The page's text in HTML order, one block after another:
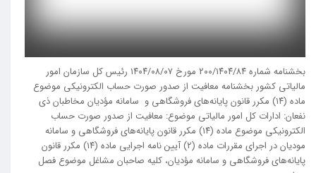
بخشنامه شماره ۲۰۰/۱۴۰۴/۸۴ مورخ ۱۴۰۴/۰۸/۰۷ رئیس کل سازمان امور
مالیاتی کشور بخشنامه معافیت از صدور صورت حساب الکترونیکی موضوع
ماده (۱۴) مکرر قانون پایانه‌های فروشگاهی و سامانه مؤدیان مخاطبان ذی
نفعان: ادارات کل امور مالیاتی موضوع: معافیت از صدور صورت حساب
الکترونیکی موضوع ماده (۱۴) مکرر قانون پایانه‌های فروشگاهی و سامانه
مودیان در اجرای مقررات ماده (۲) آیین نامه اجرایی ماده (۱۴) مکرر قانون
پایانه‌های فروشگاهی و سامانه مؤدیان، کلیه صاحبان مشاغل موضوع فصل